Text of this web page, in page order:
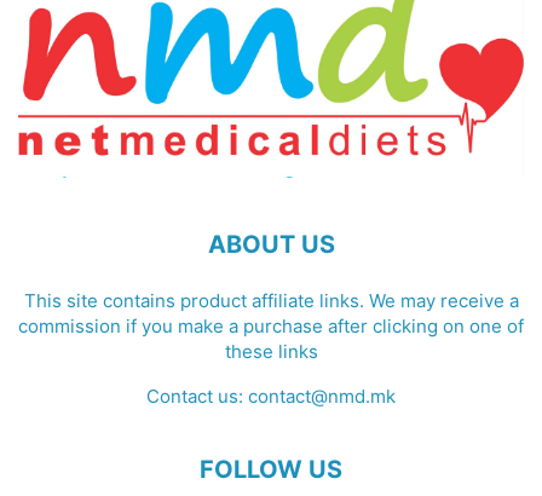
ABOUT US
This site contains product affiliate links. We may receive a
commission if you make a purchase after clicking on one of
these links
Contact us: contact@nmd.mk
FOLLOW US